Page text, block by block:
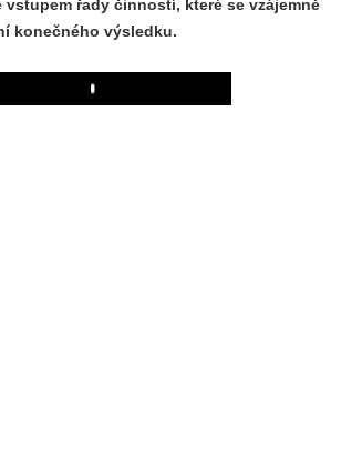
vstupem řady činností, které se vzájemně
konečného výsledku.
Play